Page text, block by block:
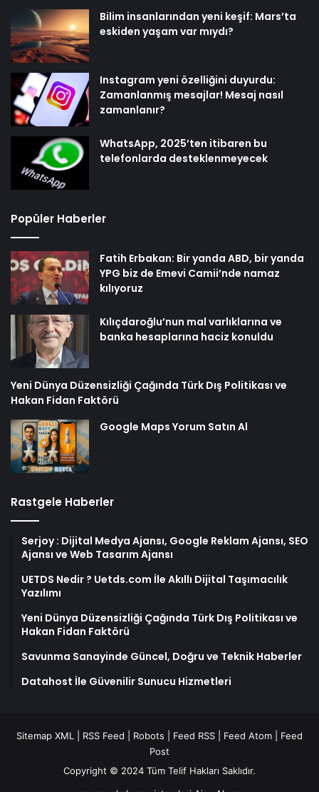
Bilim insanlarından yeni keşif: Mars’ta
eskiden yaşam var mıydı?
Instagram yeni özelliğini duyurdu:
Zamanlanmış mesajlar! Mesaj nasıl
zamanlanır?
WhatsApp, 2025’ten itibaren bu
telefonlarda desteklenmeyecek
Popüler Haberler
Fatih Erbakan: Bir yanda ABD, bir yanda
YPG biz de Emevi Camii’nde namaz
kılıyoruz
Kılıçdaroğlu’nun mal varlıklarına ve
banka hesaplarına haciz konuldu
Yeni Dünya Düzensizliği Çağında Türk Dış Politikası ve
Hakan Fidan Faktörü
Google Maps Yorum Satın Al
Rastgele Haberler
Serjoy : Dijital Medya Ajansı, Google Reklam Ajansı, SEO
Ajansı ve Web Tasarım Ajansı
UETDS Nedir ? Uetds.com İle Akıllı Dijital Taşımacılık
Yazılımı
Yeni Dünya Düzensizliği Çağında Türk Dış Politikası ve
Hakan Fidan Faktörü
Savunma Sanayinde Güncel, Doğru ve Teknik Haberler
Datahost İle Güvenilir Sunucu Hizmetleri
Sitemap XML RSS Feed Robots Feed RSS Feed Atom
Feed
Post
Copyright © 2024 Tüm Telif Hakları Saklıdır.